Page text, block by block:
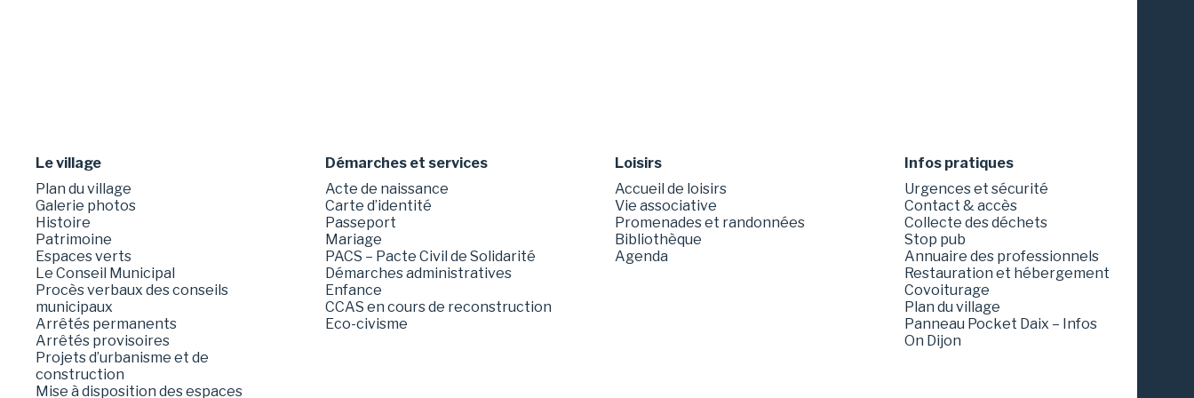
Le village
Plan du village
Galerie photos
Histoire
Patrimoine
Espaces verts
Le Conseil Municipal
Procès verbaux des conseils
municipaux
Arrêtés permanents
Arrêtés provisoires
Projets d’urbanisme et de
construction
Mise à disposition des espaces
Démarches et services
Acte de naissance
Carte d’identité
Passeport
Mariage
PACS – Pacte Civil de Solidarité
Démarches administratives
Enfance
CCAS en cours de reconstruction
Eco-civisme
Loisirs
Accueil de loisirs
Vie associative
Promenades et randonnées
Bibliothèque
Agenda
Infos pratiques
Urgences et sécurité
Contact & accès
Collecte des déchets
Stop pub
Annuaire des professionnels
Restauration et hébergement
Covoiturage
Plan du village
Panneau Pocket Daix – Infos
On Dijon